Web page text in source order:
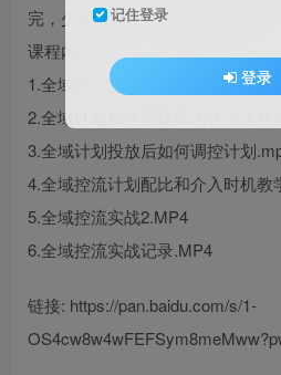
完，少走弯路！我们这个是最新的
课程内容：
1.全域投放前底层逻辑讲解.mp4
2.全域计划如何搭建和为什么这样
3.全域计划投放后如何调控计划
4.全域控流计划配比和介入时机教
5.全域控流实战2.MP4
6.全域控流实战记录.MP4
链接: https://pan.baidu.com/s/1-
记住登录
登录